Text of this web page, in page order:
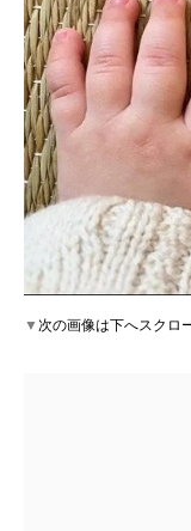
▼次の画像は下へスクロ